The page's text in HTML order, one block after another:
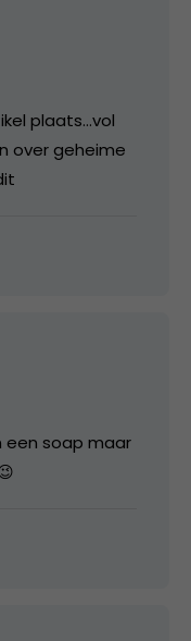
plaats…vol
over geheime
een soap maar